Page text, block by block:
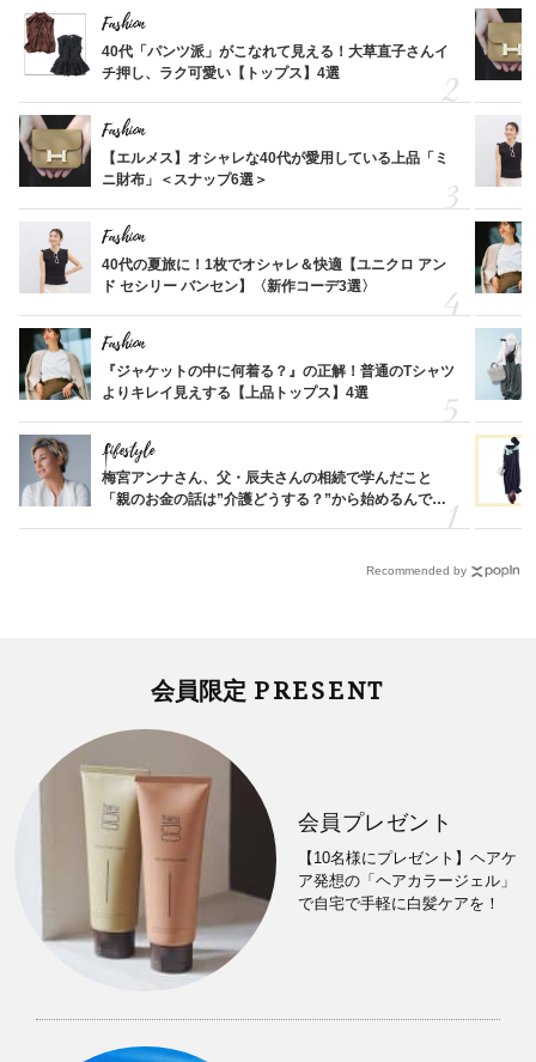
Fashion
40代「パンツ派」がこなれて見える！大草直子さんイ
チ押し、ラク可愛い【トップス】4選
Fashion
【エルメス】オシャレな40代が愛用している上品「ミ
ニ財布」＜スナップ6選＞
Fashion
40代の夏旅に！1枚でオシャレ＆快適【ユニクロ アン
ド セシリー バンセン】〈新作コーデ3選〉
Fashion
『ジャケットの中に何着る？』の正解！普通のTシャツ
よりキレイ見えする【上品トップス】4選
Lifestyle
梅宮アンナさん、父・辰夫さんの相続で学んだこと
「親のお金の話は”介護どうする？”から始めるんで
Recommended by
会員限定 PRESENT
会員プレゼント
【10名様にプレゼント】ヘアケ
ア発想の「ヘアカラージェル」
で自宅で手軽に白髪ケアを！